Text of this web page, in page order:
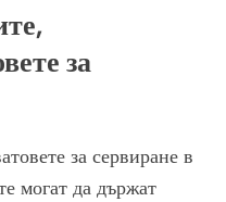
за
за сервиране в
могат да държат